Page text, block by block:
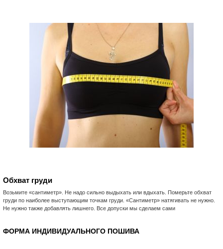
Обхват груди
Возьмите «сантиметр». Не надо сильно выдыхать или вдыхать. Померьте обхват
груди по наиболее выступающим точкам груди. «Сантиметр» натягивать не нужно.
Не нужно также добавлять лишнего. Все допуски мы сделаем сами
ФОРМА ИНДИВИДУАЛЬНОГО ПОШИВА